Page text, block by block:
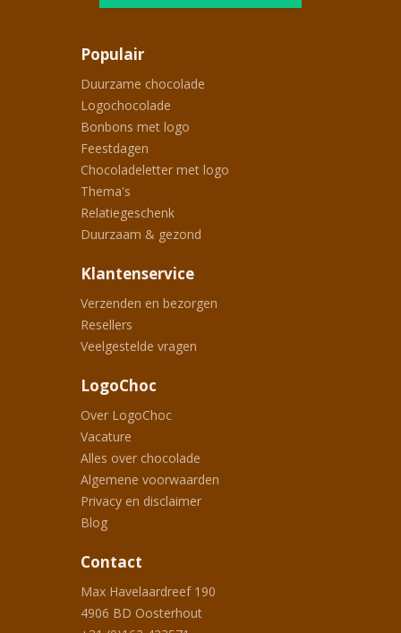
Populair
Duurzame chocolade
Logochocolade
Bonbons met logo
Feestdagen
Chocoladeletter met logo
Thema's
Relatiegeschenk
Duurzaam & gezond
Klantenservice
Verzenden en bezorgen
Resellers
Veelgestelde vragen
LogoChoc
Over LogoChoc
Vacature
Alles over chocolade
Algemene voorwaarden
Privacy en disclaimer
Blog
Contact
Max Havelaardreef 190
4906 BD Oosterhout